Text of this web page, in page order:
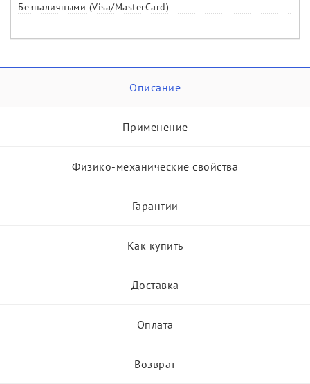
Безналичными (Visa/MasterCard)
Описание
Применение
Физико-механические свойства
Гарантии
Как купить
Доставка
Оплата
Возврат